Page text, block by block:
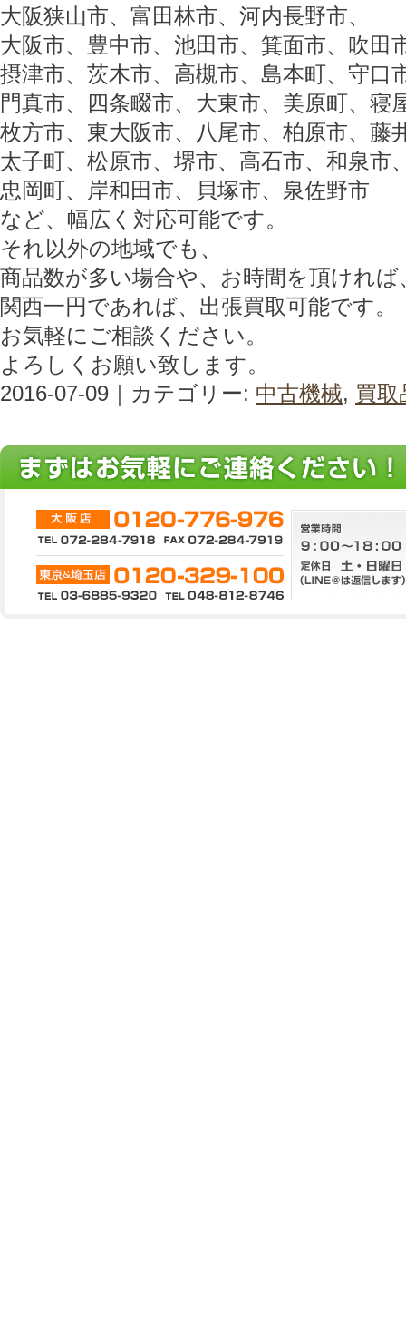
大阪狭山市、富田林市、河内長野市、
大阪市、豊中市、池田市、箕面市、吹田
摂津市、茨木市、高槻市、島本町、守口
門真市、四条畷市、大東市、美原町、寝
枚方市、東大阪市、八尾市、柏原市、藤
太子町、松原市、堺市、高石市、和泉市
忠岡町、岸和田市、貝塚市、泉佐野市
など、幅広く対応可能です。
それ以外の地域でも、
商品数が多い場合や、お時間を頂ければ
関西一円であれば、出張買取可能です。
お気軽にご相談ください。
よろしくお願い致します。
2016-07-09｜カテゴリー: 中古機械, 買取